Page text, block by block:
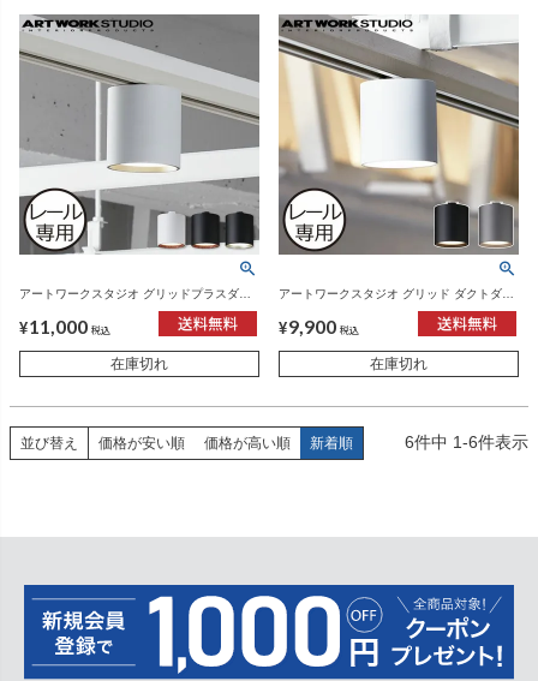
アートワークスタジオ グリッドプラスダク
トダウンライト | インテリア雑貨・照明
¥11,000 税込
在庫切れ
アートワークスタジオ グリッド ダクトダウ
ンライト | インテリア雑貨・照明
¥9,900 税込
在庫切れ
並び替え 価格が安い順 価格が高い順 新着順 6件中 1-6件表示